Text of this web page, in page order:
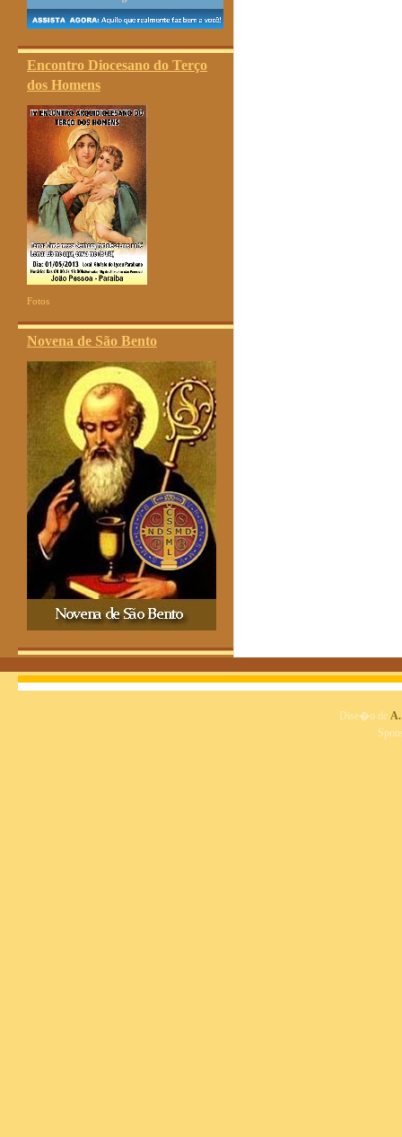
Encontro Diocesano do Terço
dos Homens
Fotos
Novena de São Bento
Dise�o de